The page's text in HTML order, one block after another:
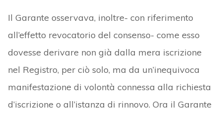
Il Garante osservava, inoltre- con riferimento
all’effetto revocatorio del consenso- come esso
dovesse derivare non già dalla mera iscrizione
nel Registro, per ciò solo, ma da un’inequivoca
manifestazione di volontà connessa alla richiesta
d’iscrizione o all’istanza di rinnovo. Ora il Garante